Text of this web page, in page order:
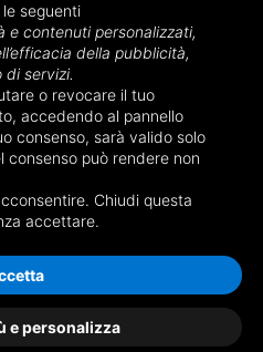
seguenti
e contenuti personalizzati,
della pubblicità,
di servizi.
o revocare il tuo
accedendo al pannello
consenso, sarà valido solo
consenso può rendere non
Chiudi questa
accettare.
e personalizza
vera svolta nella
dei neonati, perché
il proprio latte al
ha difficoltà
Medela Swing
la qualità
un ideale tiraggio del